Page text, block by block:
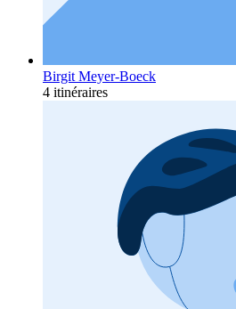
Birgit Meyer-Boeck
4 itinéraires